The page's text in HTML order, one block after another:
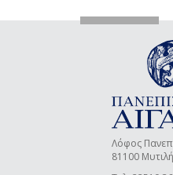
Λόφος
81100